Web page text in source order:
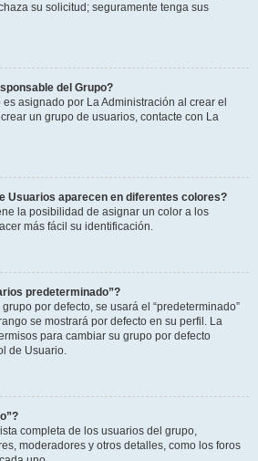
su solicitud; seguramente tenga sus
del Grupo?
asignado por La Administración al crear el
un grupo de usuarios, contacte con La
Usuarios aparecen en diferentes colores?
la posibilidad de asignar un color a los
más fácil su identificación.
predeterminado”?
por defecto, se usará el “predeterminado”
se mostrará por defecto en su perfil. La
para cambiar su grupo por defecto
de Usuario.
completa de los usuarios del grupo,
moderadores y otros detalles, como los foros